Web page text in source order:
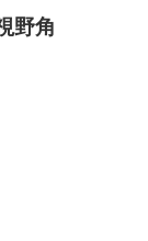
野角